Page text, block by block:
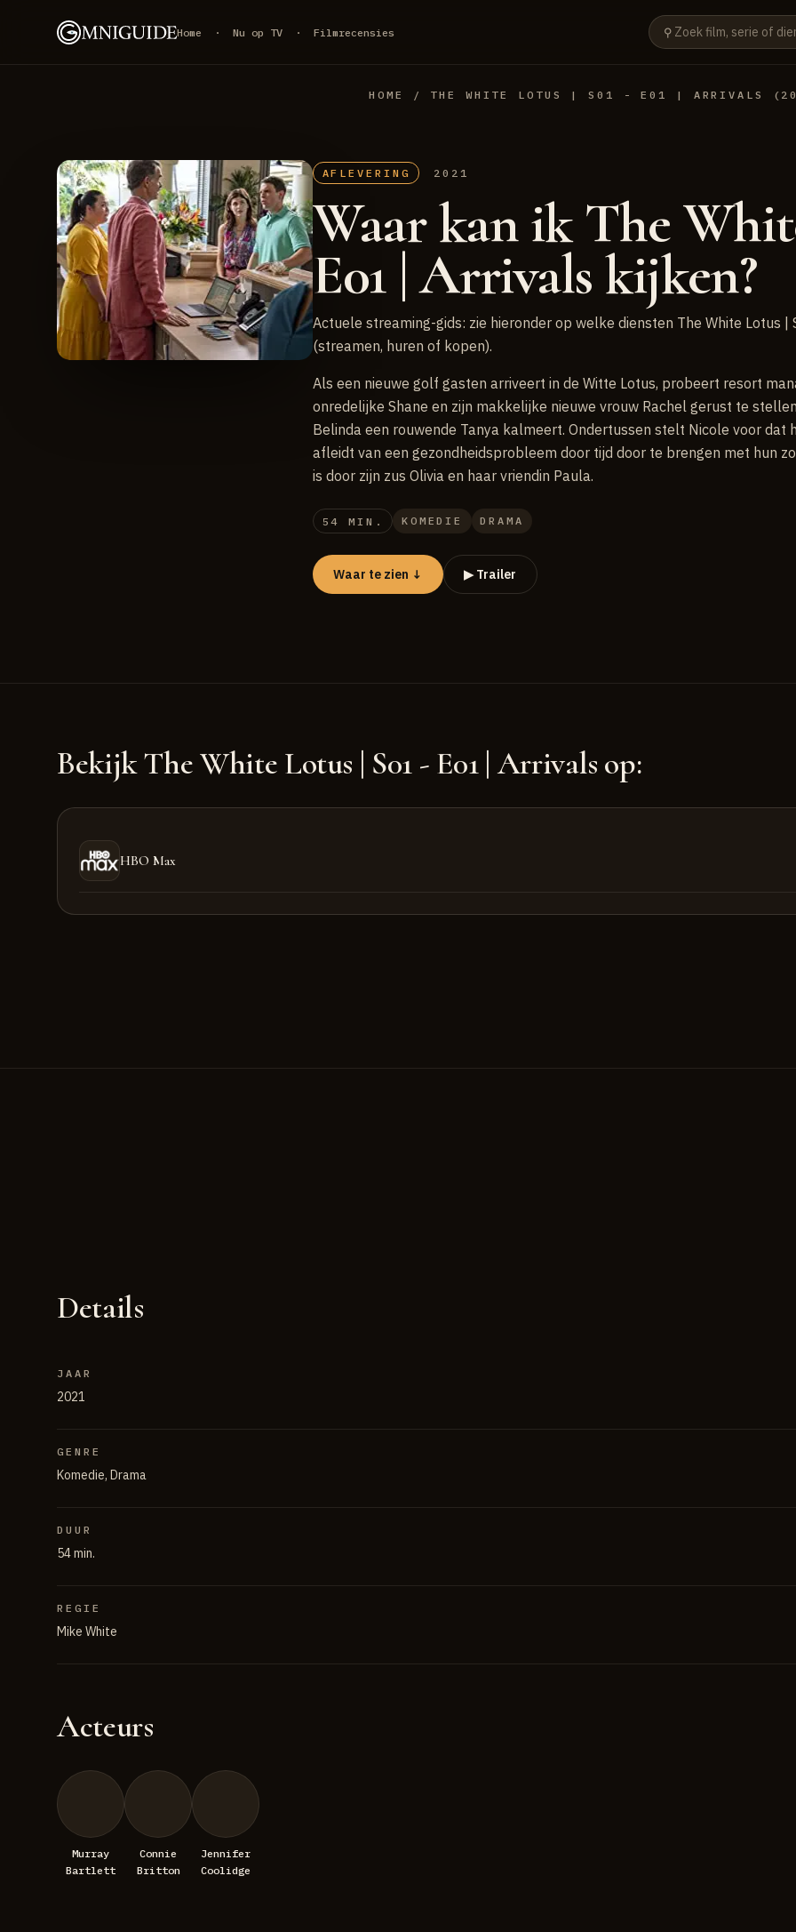
Home · Nu op TV· Filmrecensies ⚲
HOME / THE WHITE LOTUS | S01 - E01 | ARRIVALS
AFLEVERING 2021
Waar kan ik The
E01 | Arrivals kijken?
Actuele streaming-gids: zie hieronder op welke diensten The White Lotus
(streamen, huren of kopen).
Als een nieuwe golf gasten arriveert in de Witte Lotus, probeert resort
onredelijke Shane en zijn makkelijke nieuwe vrouw Rachel gerust te
Belinda een rouwende Tanya kalmeert. Ondertussen stelt Nicole voor dat
afleidt van een gezondheidsprobleem door tijd door te brengen met hun
is door zijn zus Olivia en haar vriendin Paula.
54 MIN. KOMEDIE DRAMA
Waar te zien ↓ ▶ Trailer
Bekijk The White Lotus | S01 - E01 | Arrivals op:
HBO Max
Details
JAAR
2021
GENRE
Komedie, Drama
DUUR
54 min.
REGIE
Mike White
Acteurs
Murray
Bartlett
Connie
Britton
Jennifer
Coolidge